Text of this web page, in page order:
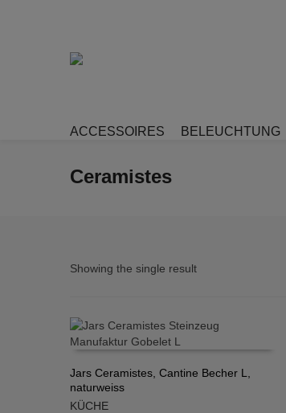
ACCESSOIRES BELEUCHTUNG
Ceramistes
Showing the single result
IN DEN WARENKORB
Jars Ceramistes, Cantine Becher L,
naturweiss
KÜCHE